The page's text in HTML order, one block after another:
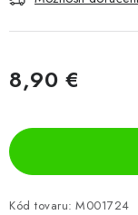
8,90 €
Kód tovaru: M001724